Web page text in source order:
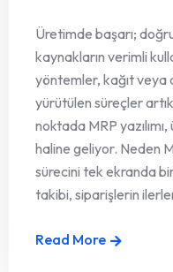
Üretimde başarı;
kaynakların verimli
yöntemler, kağıt veya
yürütülen süreçler
noktada MRP
haline geliyor. Neden
sürecini tek ekranda
takibi, siparişlerin
Read More